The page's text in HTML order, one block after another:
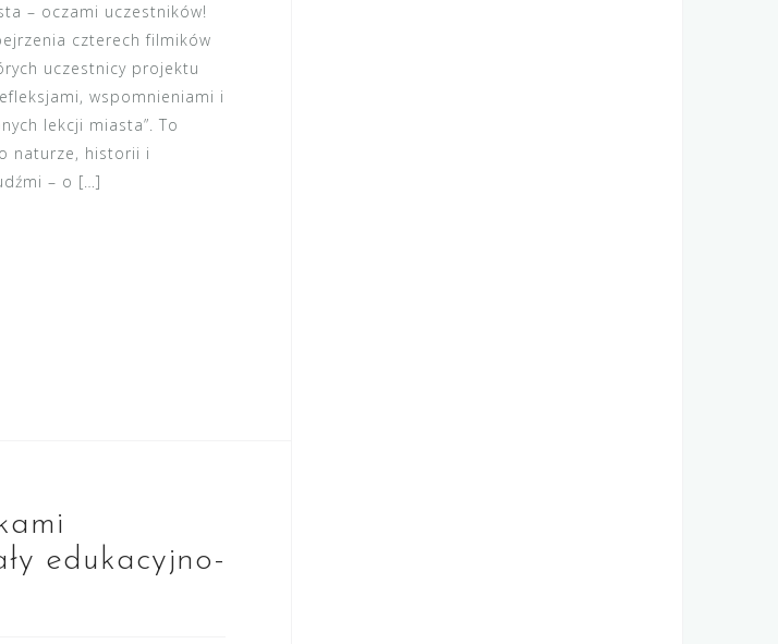
– oczami uczestników!
czterech filmików
uczestnicy projektu
wspomnieniami i
lekcji miasta”. To
naturze, historii i
– o […]
edukacyjno-